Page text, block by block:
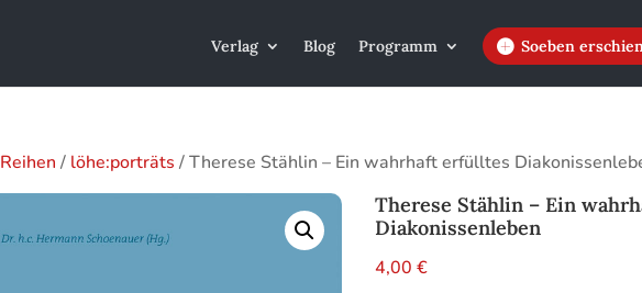
Verlag Blog Programm Soeben
Reihen / löhe:porträts / Therese Stählin – Ein wahrhaft erfülltes
Therese Stählin – Ein
Diakonissenleben
4,00€